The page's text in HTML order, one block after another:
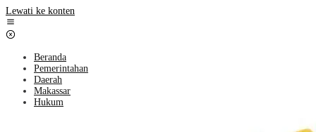
Lewati ke konten
Beranda
Pemerintahan
Daerah
Makassar
Hukum